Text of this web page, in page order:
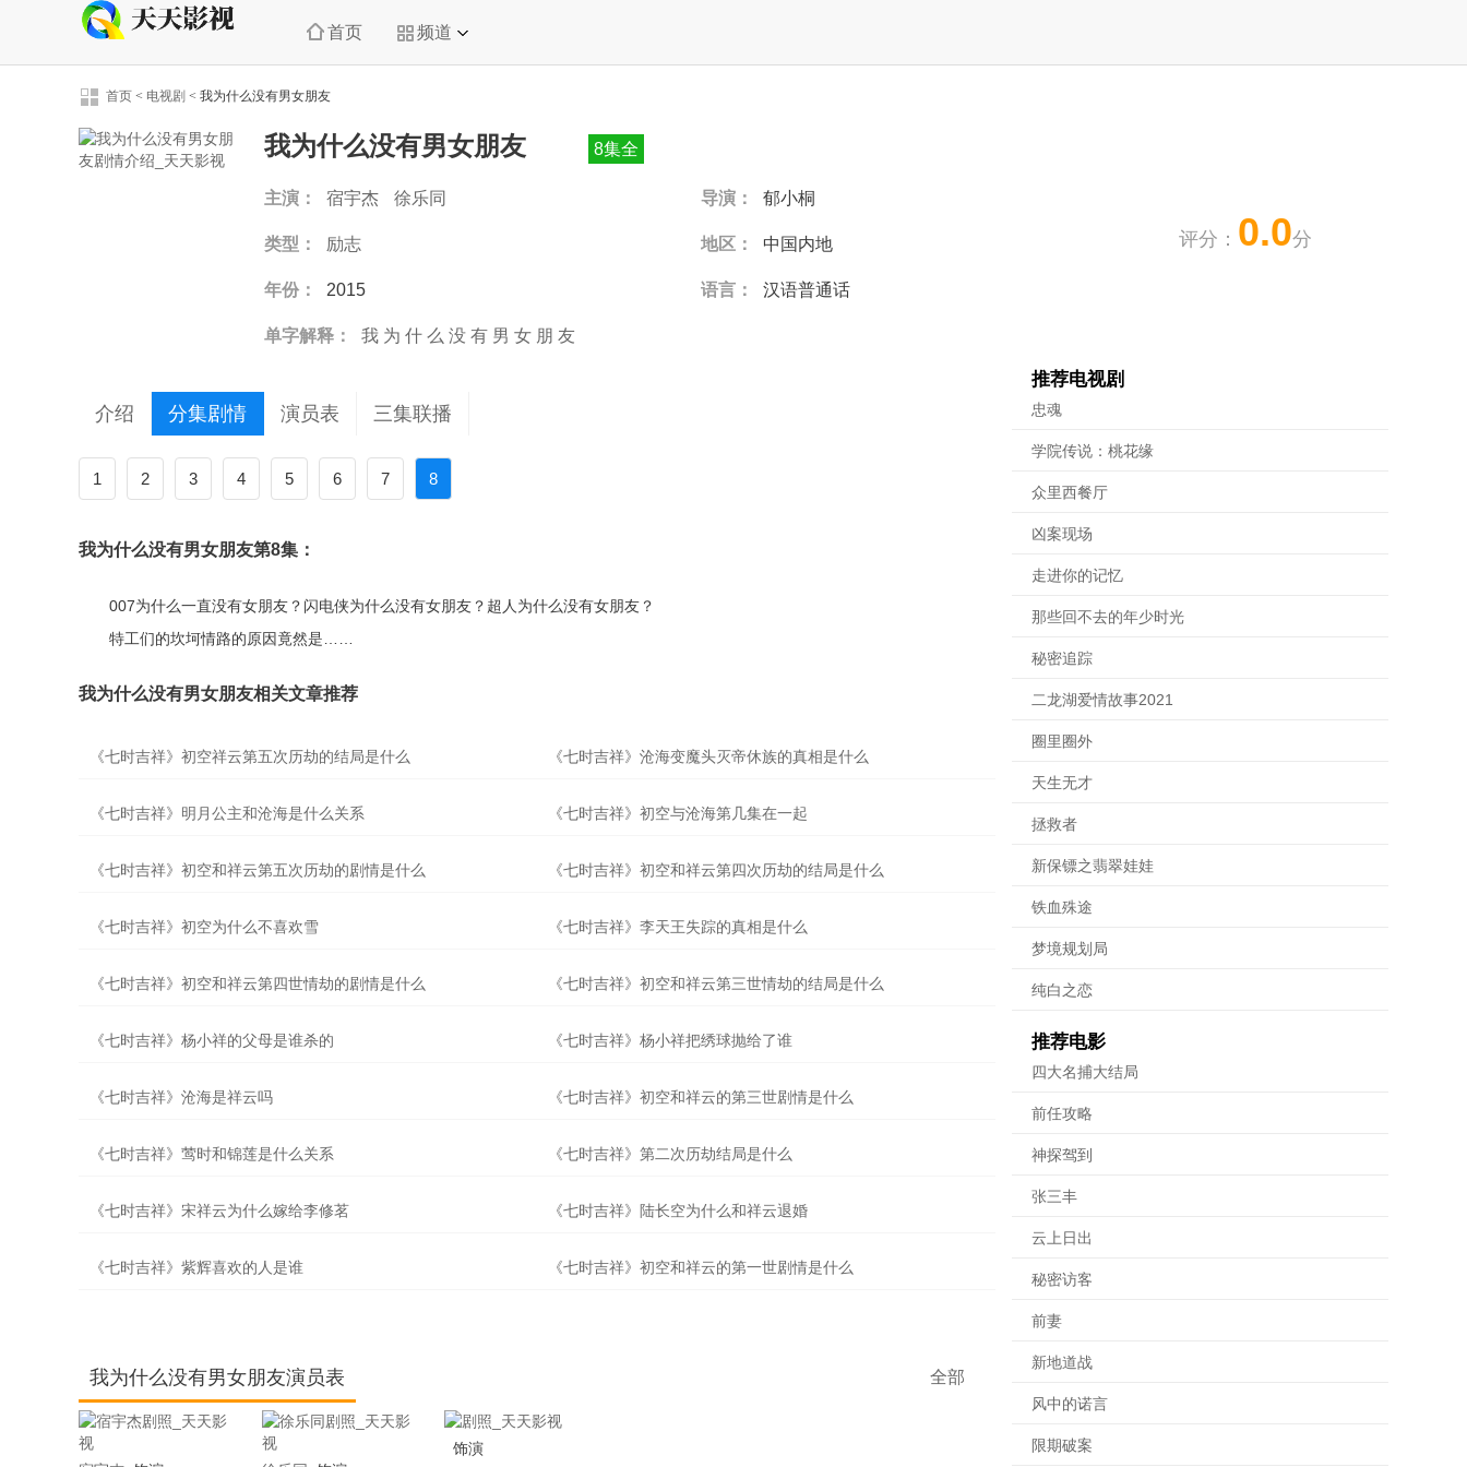
首页 频道
首页 < 电视剧 < 我为什么没有男女朋友
评分： 0.0分
我为什么没有男女朋友 8集全
主演： 宿宇杰 徐乐同 导演： 郁小桐
类型： 励志 地区： 中国内地
年份： 2015 语言： 汉语普通话
单字解释： 我 为 什 么 没 有 男 女 朋 友
介绍 分集剧情 演员表 三集联播
1 2 3 4 5 6 7 8
我为什么没有男女朋友第8集：
007为什么一直没有女朋友？闪电侠为什么没有女朋友？超人为什么没有女朋友？
特工们的坎坷情路的原因竟然是……
我为什么没有男女朋友相关文章推荐
《七时吉祥》初空祥云第五次历劫的结局是什么 《七时吉祥》沧海变魔头灭帝休族的真相是什么
《七时吉祥》明月公主和沧海是什么关系 《七时吉祥》初空与沧海第几集在一起
《七时吉祥》初空和祥云第五次历劫的剧情是什么 《七时吉祥》初空和祥云第四次历劫的结局是什么
《七时吉祥》初空为什么不喜欢雪 《七时吉祥》李天王失踪的真相是什么
《七时吉祥》初空和祥云第四世情劫的剧情是什么 《七时吉祥》初空和祥云第三世情劫的结局是什么
《七时吉祥》杨小祥的父母是谁杀的 《七时吉祥》杨小祥把绣球抛给了谁
《七时吉祥》沧海是祥云吗 《七时吉祥》初空和祥云的第三世剧情是什么
《七时吉祥》莺时和锦莲是什么关系 《七时吉祥》第二次历劫结局是什么
《七时吉祥》宋祥云为什么嫁给李修茗 《七时吉祥》陆长空为什么和祥云退婚
《七时吉祥》紫辉喜欢的人是谁 《七时吉祥》初空和祥云的第一世剧情是什么
我为什么没有男女朋友演员表 全部
饰演
推荐电视剧
忠魂
学院传说：桃花缘
众里西餐厅
凶案现场
走进你的记忆
那些回不去的年少时光
秘密追踪
二龙湖爱情故事2021
圈里圈外
天生无才
拯救者
新保镖之翡翠娃娃
铁血殊途
梦境规划局
纯白之恋
推荐电影
四大名捕大结局
前任攻略
神探驾到
张三丰
云上日出
秘密访客
前妻
新地道战
风中的诺言
限期破案